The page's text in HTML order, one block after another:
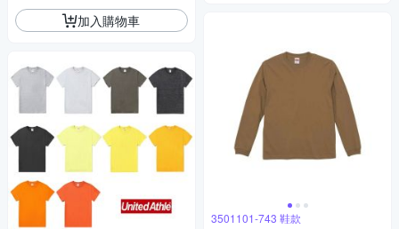
加入購物車
3501101-743 鞋款